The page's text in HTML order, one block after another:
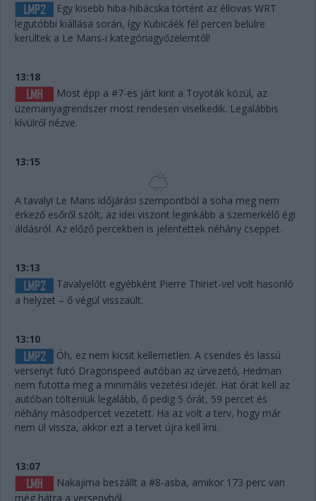
Egy kisebb hiba-hibácska történt az éllovas WRT
legutóbbi kiállása során, így Kubicáék fél percen belülre
kerültek a Le Mans-i kategóriagyőzelemtől!
13:18
Most épp a #7-es járt kint a Toyoták közül, az
üzemanyagrendszer most rendesen viselkedik. Legalábbis
kívülről nézve.
13:15
A tavalyi Le Mans időjárási szempontból a soha meg nem
érkező esőről szólt, az idei viszont leginkább a szemerkélő égi
áldásról. Az előző percekben is jelentettek néhány cseppet.
13:13
Tavalyelőtt egyébként Pierre Thiriet-vel volt hasonló
a helyzet – ő végül visszaült.
13:10
Óh, ez nem kicsit kellemetlen. A csendes és lassú
versenyt futó Dragonspeed autóban az úrvezető, Hedman
nem futotta meg a minimális vezetési idejét. Hat órát kell az
autóban tölteniük legalább, ő pedig 5 órát, 59 percet és
néhány másodpercet vezetett. Ha az volt a terv, hogy már
nem ül vissza, akkor ezt a tervet újra kell írni.
13:07
Nakajima beszállt a #8-asba, amikor 173 perc van
még hátra a versenyből.